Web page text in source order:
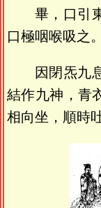
畢，口引
口極咽喉吸之
因閉炁九
結作九神，青
相向坐，順時